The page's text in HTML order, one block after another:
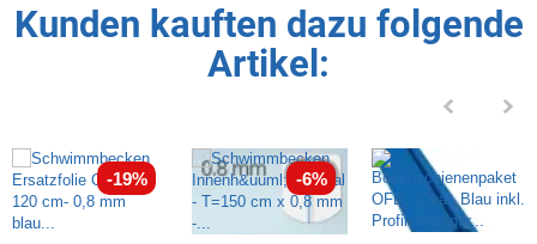
Kunden kauften dazu folgende
Artikel:
-19% -6%